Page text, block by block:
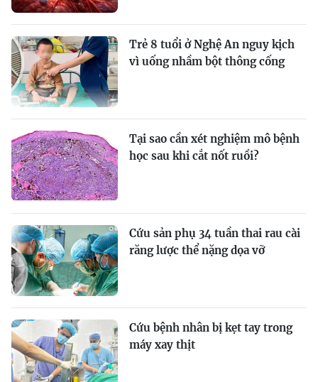
Trẻ 8 tuổi ở Nghệ An nguy kịch
vì uống nhầm bột thông cống
Tại sao cần xét nghiệm mô bệnh
học sau khi cắt nốt ruồi?
Cứu sản phụ 34 tuần thai rau cài
răng lược thể nặng dọa vỡ
Cứu bệnh nhân bị kẹt tay trong
máy xay thịt